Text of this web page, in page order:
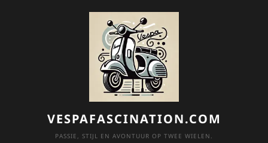
VESPAFASCINATION.COM
PASSIE, STIJL EN AVONTUUR OP TWEE WIELEN.